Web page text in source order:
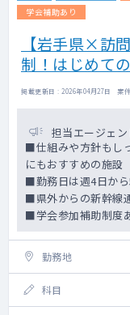
学会補助あり
【岩手県×訪
制！はじめて
掲載更新日 : 2026年04月27日 案
担当エージェン
■仕組みや方針もし
にもおすすめの施設
■勤務日は週4日か
■県外からの新幹線
■学会参加補助制度
勤務地
科目